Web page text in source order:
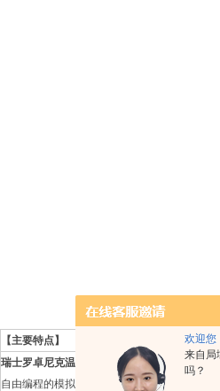
欢迎您
来自局
吗？
【主要特点】
瑞士罗卓尼克温湿度变送器工业在线分析仪，
自由编程的模拟电压或电流输出 USB服务接